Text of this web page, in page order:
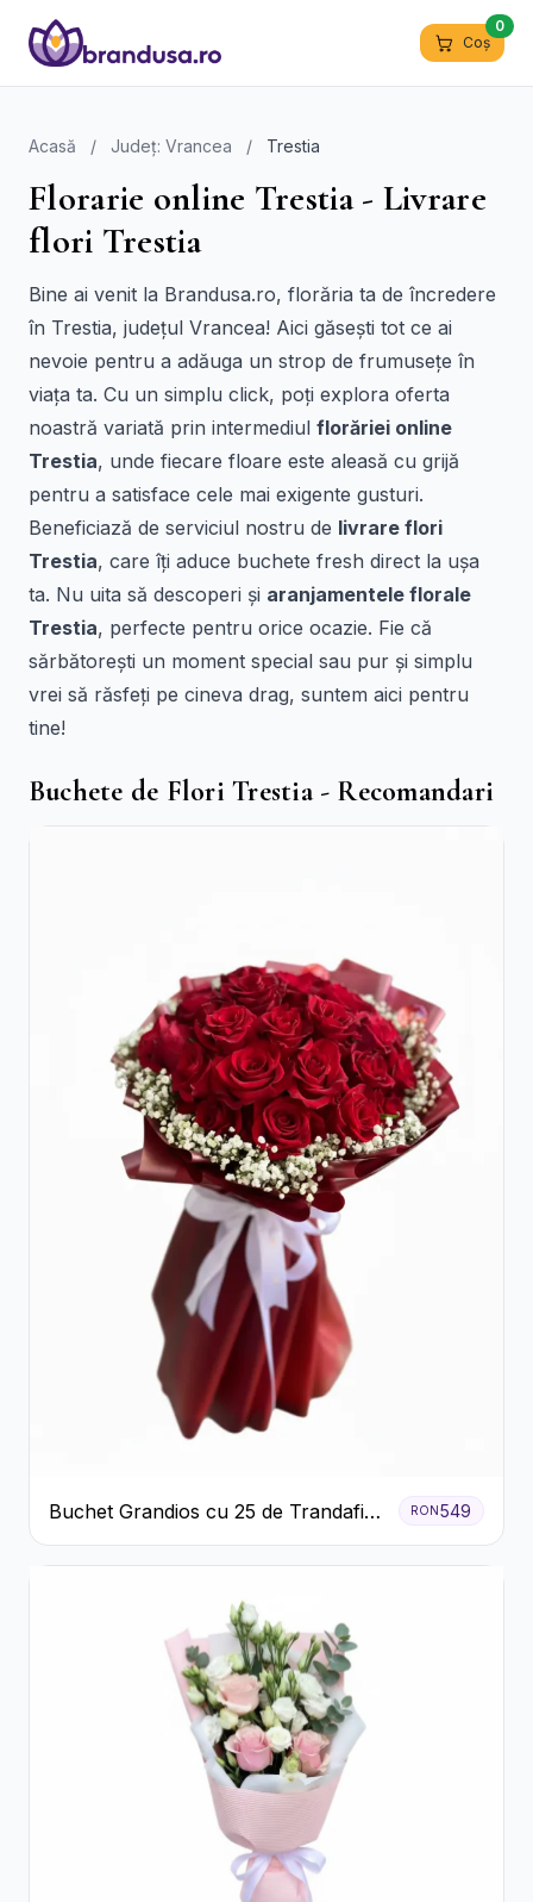
Coș
0
Acasă / Județ: Vrancea / Trestia
Florarie online Trestia - Livrare
flori Trestia
Bine ai venit la Brandusa.ro, florăria ta de încredere
în Trestia, județul Vrancea! Aici găsești tot ce ai
nevoie pentru a adăuga un strop de frumusețe în
viața ta. Cu un simplu click, poți explora oferta
noastră variată prin intermediul florăriei online
Trestia, unde fiecare floare este aleasă cu grijă
pentru a satisface cele mai exigente gusturi.
Beneficiază de serviciul nostru de livrare flori
Trestia, care îți aduce buchete fresh direct la ușa
ta. Nu uita să descoperi și aranjamentele florale
Trestia, perfecte pentru orice ocazie. Fie că
sărbătorești un moment special sau pur și simplu
vrei să răsfeți pe cineva drag, suntem aici pentru
tine!
Buchete de Flori Trestia - Recomandari
Buchet Grandios cu 25 de Trandafiri
Roșii
RON549